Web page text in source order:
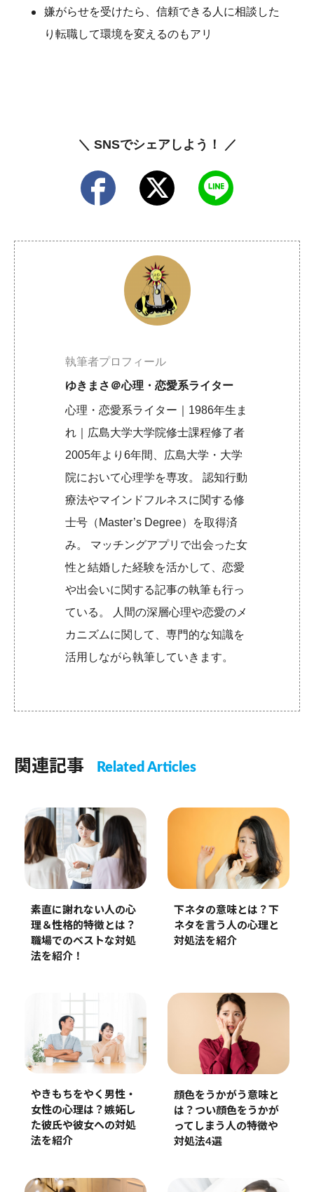
嫌がらせを受けたら、信頼できる人に相談した
り転職して環境を変えるのもアリ
＼ SNSでシェアしよう！ ／
執筆者プロフィール
ゆきまさ＠心理・恋愛系ライター
心理・恋愛系ライター｜1986年生ま
れ｜広島大学大学院修士課程修了者
2005年より6年間、広島大学・大学
院において心理学を専攻。 認知行動
療法やマインドフルネスに関する修
士号（Master’s Degree）を取得済
み。 マッチングアプリで出会った女
性と結婚した経験を活かして、恋愛
や出会いに関する記事の執筆も行っ
ている。 人間の深層心理や恋愛のメ
カニズムに関して、専門的な知識を
活用しながら執筆していきます。
関連記事 Related Articles
素直に謝れない人の心
理＆性格的特徴とは？
職場でのベストな対処
法を紹介！
下ネタの意味とは？下
ネタを言う人の心理と
対処法を紹介
やきもちをやく男性・
女性の心理は？嫉妬し
た彼氏や彼女への対処
法を紹介
顔色をうかがう意味と
は？つい顔色をうかが
ってしまう人の特徴や
対処法4選